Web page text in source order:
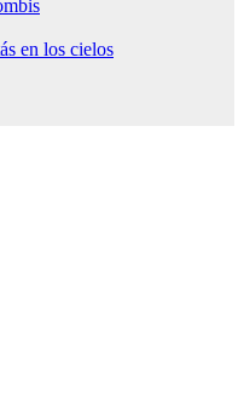
en los cielos